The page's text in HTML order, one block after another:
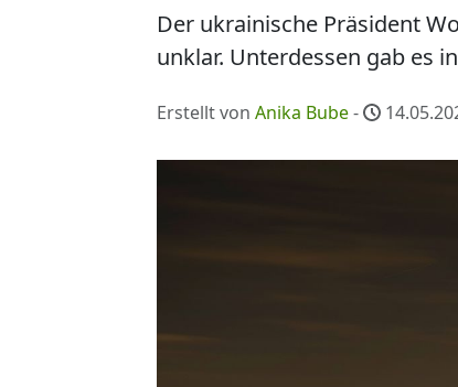
Der ukrainische Präsident
unklar. Unterdessen gab es
Erstellt von Anika Bube-